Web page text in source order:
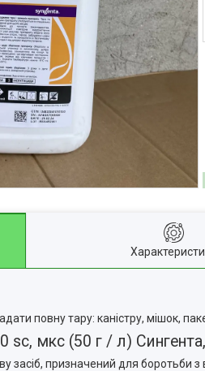
повну тару: каністру, мішок,
sc, мкс (50 г / л)
засіб, призначений для боротьби